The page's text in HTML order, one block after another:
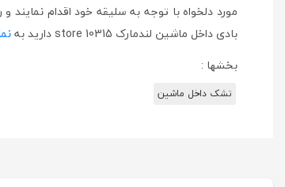
مورد دلخواه با توجه به سلیقه خود اقدام
بادی داخل ماشین لندمارک store 10315 دارید به
بخشها :
تشک داخل ماشین